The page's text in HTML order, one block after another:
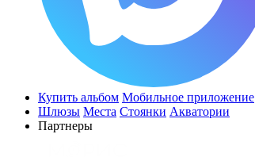
Купить альбом Мобильное приложение
Шлюзы Места Стоянки Акватории
Партнеры